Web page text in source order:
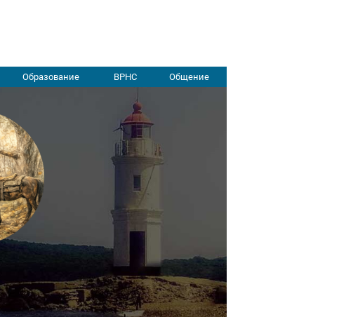
Образование ВРНС Общение